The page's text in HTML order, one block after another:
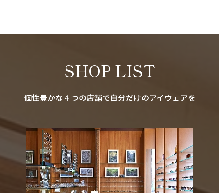
SHOP LIST
個性豊かな４つの店舗で自分だけのアイウェアを